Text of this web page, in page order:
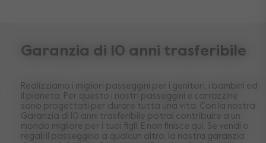
Garanzia di 10 anni trasferibile
Realizziamo i migliori passeggini per i genitori, i bambini ed
il pianeta. Per questo i nostri passeggini e carrozzine
sono progettati per durare tutta una vita. Con la nostra
Garanzia di 10 anni trasferibile potrai contribuire a un
mondo migliore per i tuoi figli. E non finisce qui. Se vendi o
regali il passeggino a qualcun altro, la nostra garanzia